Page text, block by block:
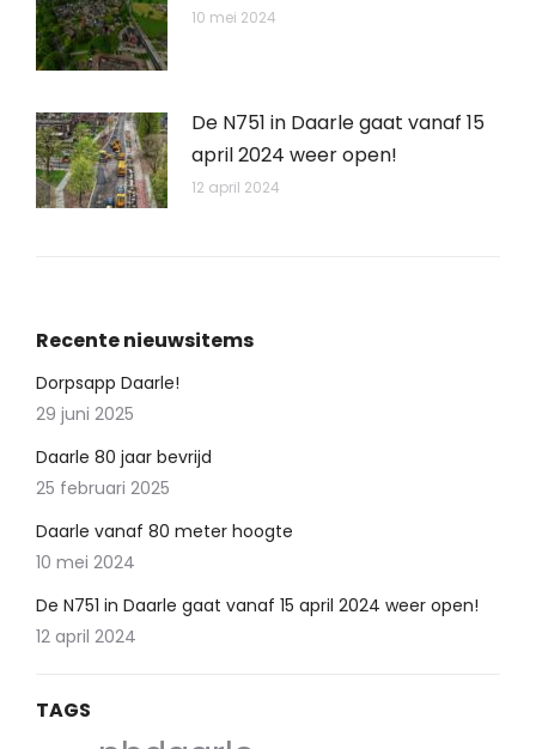
10 mei 2024
De N751 in Daarle gaat vanaf 15
april 2024 weer open!
12 april 2024
Recente nieuwsitems
Dorpsapp Daarle!
29 juni 2025
Daarle 80 jaar bevrijd
25 februari 2025
Daarle vanaf 80 meter hoogte
10 mei 2024
De N751 in Daarle gaat vanaf 15 april 2024 weer open!
12 april 2024
TAGS